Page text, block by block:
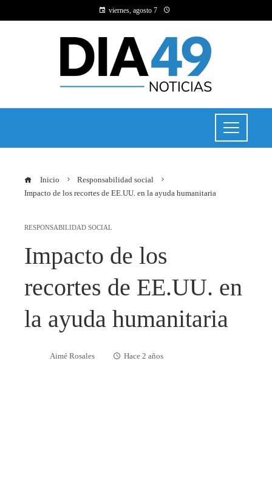
viernes, agosto 7
Inicio
Responsabilidad social
Impacto de los recortes de EE.UU. en la ayuda humanitaria
RESPONSABILIDAD SOCIAL
Impacto de los
recortes de EE.UU. en
la ayuda humanitaria
Aimé Rosales Hace 2 años